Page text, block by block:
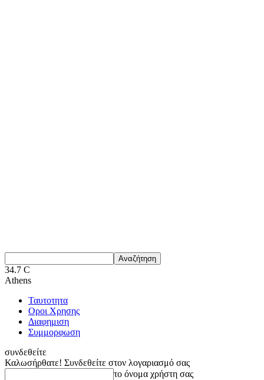
34.7 C
Athens
Ταυτοτητα
Οροι Χρησης
Διαφημιση
Συμμορφωση
συνδεθείτε
Καλωσήρθατε! Συνδεθείτε στον λογαριασμό σας
το όνομα χρήστη σας